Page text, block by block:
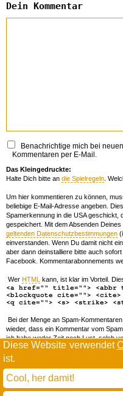
Diese Website verwendet
ist.
Cool, her damit!
Dein Kommentar
Benachrichtige mich bei neuen
Kommentaren per E-Mail.
Das Kleingedruckte:
Halte Dich bitte an die Spielregeln .
Um hier kommentieren zu können,
beliebige E-Mail-Adresse angeben.
Spamerkennung in die USA geschickt,
gespeichert. Mit dem Absenden
geltenden Datenschutzbestimmungen
einverstanden. Wenn Du damit nicht
aber dann deinstalliere bitte auch
Facebook. Kommentarabonnements
Wer HTML kann, ist klar im Vorteil.
<a href="" title=""> <abbr
<blockquote cite=""> <cite>
<q cite=""> <s> <strike>
Bei der Menge an Spam-
wieder, dass ein Kommentar vom
ich habe weder Zeit noch Lust, solch
forschen. Wenn das öfters passiert,
todamax
(mit minimalen